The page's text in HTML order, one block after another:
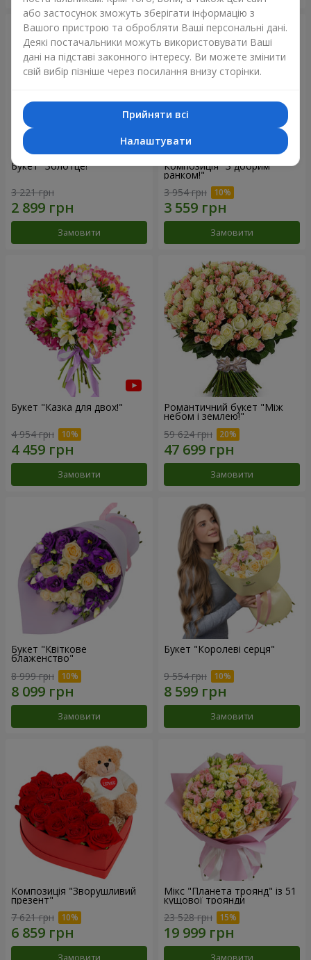
Букет "Золотце!"
3 221 грн
Замовити
Композиція "З добрим
ранком!"
3 954 грн
Замовити
Букет "Казка для двох!"
4 954 грн
Замовити
Романтичний букет "Між
небом і землею!"
59 624 грн
Замовити
Букет "Квіткове
блаженство"
8 999 грн
Замовити
Букет "Королеві серця"
9 554 грн
Замовити
Композиція "Зворушливий
презент"
7 621 грн
Мікс "Планета троянд" із 51
кущової троянди
23 528 грн
або застосунок зможуть зберігати інформацію з
Вашого пристрою та обробляти Ваші персональні дані.
Деякі постачальники можуть використовувати Ваші
дані на підставі законного інтересу. Ви можете змінити
свій вибір пізніше через посилання внизу сторінки.
Прийняти всі
Налаштувати